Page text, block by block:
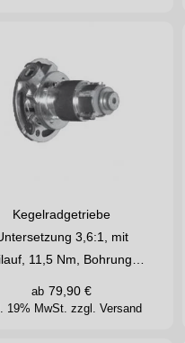
Kegelradgetriebe
3,6:1, mit
11,5 Nm, Bohrung…
19% MwSt. zzgl. Versand
ab 79,90 €